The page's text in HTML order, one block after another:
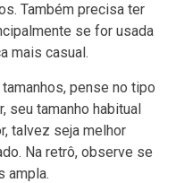
Também precisa ter
se for usada
mais casual.
pense no tipo
seu tamanho habitual
talvez seja melhor
Na retrô, observe se
ampla.